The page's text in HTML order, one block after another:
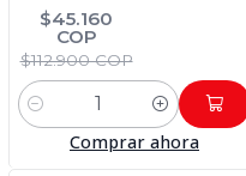
$45.160
COP
$112.900 COP
Cantidad
Comprar ahora